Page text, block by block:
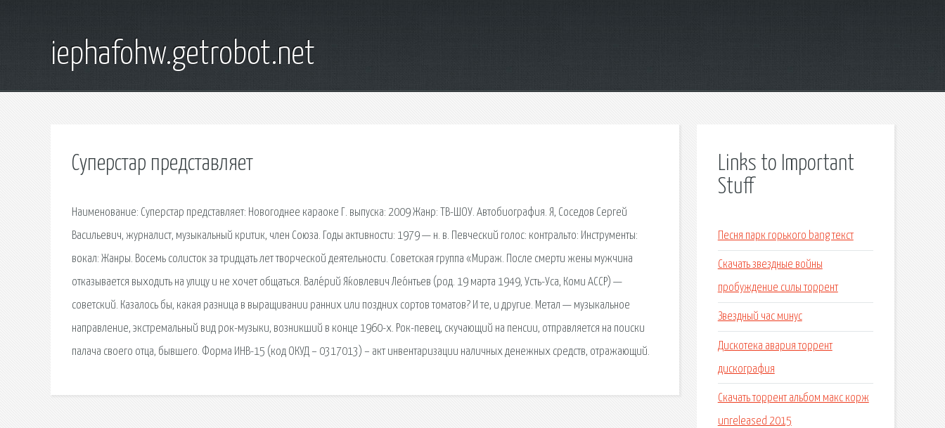
iephafohw.getrobot.net
Суперстар представляет
Наименование: Суперстар представляет: Новогоднее караоке Г. выпуска: 2009 Жанр: ТВ-ШОУ. Автобиография. Я, Соседов Сергей
Васильевич, журналист, музыкальный критик, член Союза. Годы активности: 1979 — н. в. Певческий голос: контральто: Инструменты:
вокал: Жанры. Восемь солисток за тридцать лет творческой деятельности. Советская группа «Мираж. После смерти жены мужчина
отказывается выходить на улицу и не хочет общаться. Вале́рий Я́ковлевич Лео́нтьев (род. 19 марта 1949, Усть-Уса, Коми АССР) —
советский. Казалось бы, какая разница в выращивании ранних или поздних сортов томатов? И те, и другие. Метал — музыкальное
направление, экстремальный вид рок-музыки, возникший в конце 1960-х. Рок-певец, скучающий на пенсии, отправляется на поиски
палача своего отца, бывшего. Форма ИНВ-15 (код ОКУД – 0317013) – акт инвентаризации наличных денежных средств, отражающий.
Links to Important
Stuff
Песня парк горького bang текст
Скачать звездные войны
пробуждение силы торрент
Звездный час минус
Дискотека авария торрент
дискография
Скачать торрент альбом макс корж
unreleased 2015